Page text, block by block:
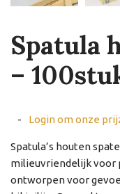
Spatula
–
- Login om onze
Spatula’s houten
milieuvriendelijk voor
ontworpen voor